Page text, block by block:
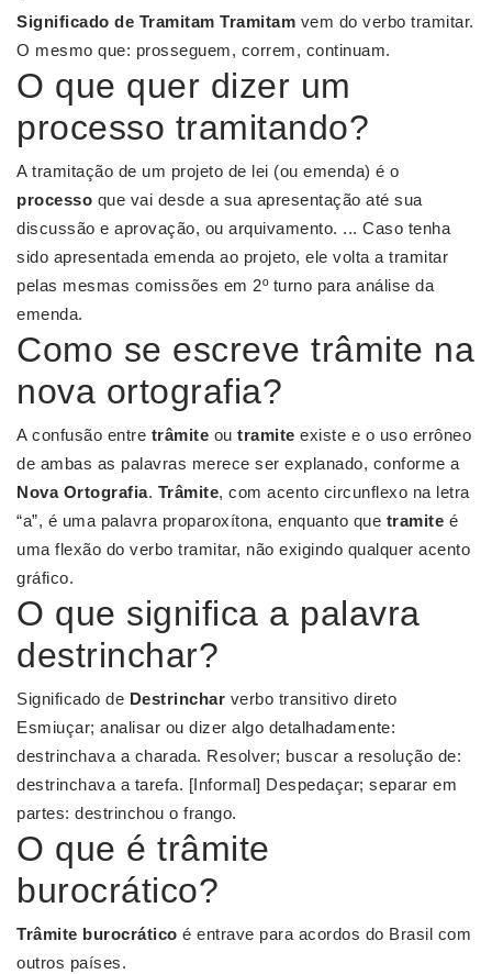
Significado de Tramitam Tramitam vem do verbo tramitar.
O mesmo que: prosseguem, correm, continuam.
O que quer dizer um
processo tramitando?
A tramitação de um projeto de lei (ou emenda) é o
processo que vai desde a sua apresentação até sua
discussão e aprovação, ou arquivamento. ... Caso tenha
sido apresentada emenda ao projeto, ele volta a tramitar
pelas mesmas comissões em 2º turno para análise da
emenda.
Como se escreve trâmite na
nova ortografia?
A confusão entre trâmite ou tramite existe e o uso errôneo
de ambas as palavras merece ser explanado, conforme a
Nova Ortografia. Trâmite, com acento circunflexo na letra
“a”, é uma palavra proparoxítona, enquanto que tramite é
uma flexão do verbo tramitar, não exigindo qualquer acento
gráfico.
O que significa a palavra
destrinchar?
Significado de Destrinchar verbo transitivo direto
Esmiuçar; analisar ou dizer algo detalhadamente:
destrinchava a charada. Resolver; buscar a resolução de:
destrinchava a tarefa. [Informal] Despedaçar; separar em
partes: destrinchou o frango.
O que é trâmite
burocrático?
Trâmite burocrático é entrave para acordos do Brasil com
outros países.